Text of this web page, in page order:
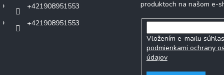
+421908951553
+421908951553
produktoch na našom e-
Vložením e-mailu
podmienkami ochrany
údajov